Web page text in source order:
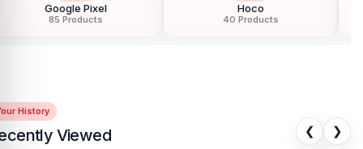
Google Pixel
85 Products
Hoco
40 Products
History
Viewed ❮ ❯